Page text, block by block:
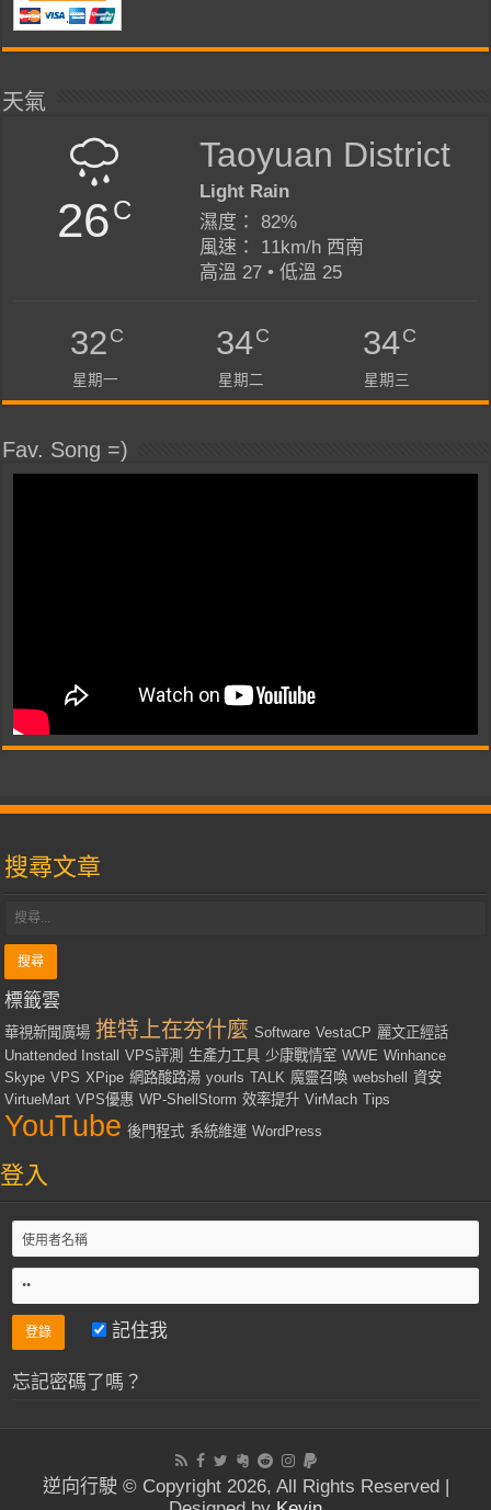
天氣
26C
Taoyuan District
Light Rain
濕度： 82%
風速： 11km/h 西南
高溫 27 • 低溫 25
32C
星期一
34C
星期二
34C
星期三
Fav. Song =)
搜尋文章
標籤雲
華視新聞廣場 推特上在夯什麼 Software VestaCP 麗文正經話
Unattended Install
VPS評測 生產力工具 少康戰情室 WWE Winhance
Skype VPS XPipe 網路酸路湯 yourls TALK 魔靈召喚 webshell
資安
VirtueMart VPS優惠 WP-ShellStorm 效率提升 VirMach Tips
YouTube 後門程式 系統維運 WordPress
登入
記住我
忘記密碼了嗎？
逆向行駛 © Copyright 2026, All Rights Reserved |